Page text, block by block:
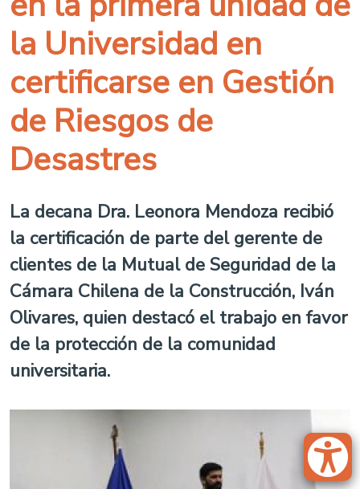
la Universidad en
certificarse en Gestión
de Riesgos de
Desastres
La decana Dra. Leonora Mendoza recibió
la certificación de parte del gerente de
clientes de la Mutual de Seguridad de la
Cámara Chilena de la Construcción, Iván
Olivares, quien destacó el trabajo en favor
de la protección de la comunidad
universitaria.